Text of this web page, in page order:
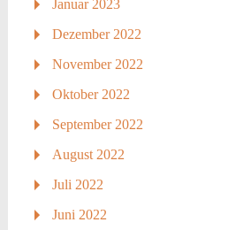
Januar 2023
Dezember 2022
November 2022
Oktober 2022
September 2022
August 2022
Juli 2022
Juni 2022